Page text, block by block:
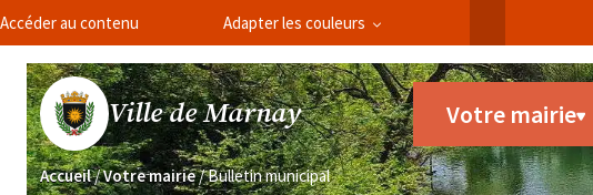
Accéder au contenu Adapter les couleurs
Ville de Marnay Votre mairie
Accueil/Votre mairie/Bulletin municipal
Panneau de gestion des cookies